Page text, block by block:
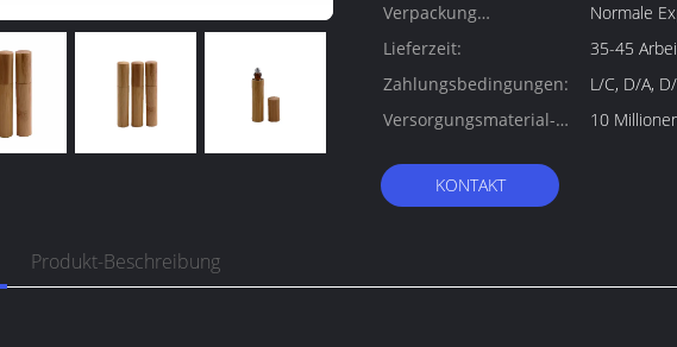
Verpackung
Informationen:
Normale
Lieferzeit:
35-45
Zahlungsbedingungen:
L/C, D/A,
Versorgungsmaterial-
10
KONTAKT
Produkt-Beschreibung